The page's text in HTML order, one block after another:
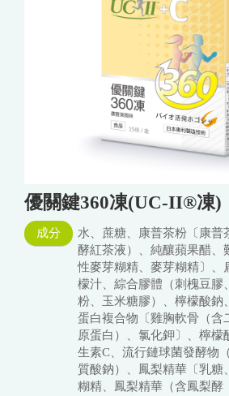
優關鍵360凍(UC-II®凍)
成分
水、蔗糖、康普茶粉〔康普
酵紅茶液）、純釀蘋果醋、
性麥芽糊精、麥芽糊精〕、
檬汁、綜合膠體（刺槐豆膠
粉、玉米糖膠）、檸檬酸鈉
蛋白複合物〔雞胸軟骨（含
原蛋白）、氯化鉀〕、檸檬
生素C、流行鏈球菌發酵物
質酸鈉）、鳳梨精華〔乳糖
糊精、鳳梨精華（含鳳梨酵